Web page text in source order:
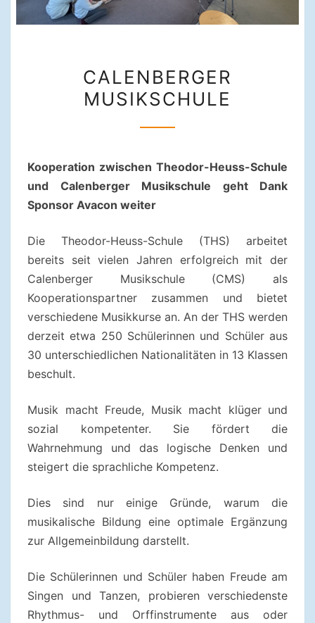
MUSIKSCHULE
CALENBERGER
MUSIKSCHULE
Kooperation zwischen Theodor-Heuss-Schule
und Calenberger Musikschule geht Dank
Sponsor Avacon weiter
Die Theodor-Heuss-Schule (THS) arbeitet
bereits seit vielen Jahren erfolgreich mit der
Calenberger Musikschule (CMS) als
Kooperationspartner zusammen und bietet
verschiedene Musikkurse an. An der THS werden
derzeit etwa 250 Schülerinnen und Schüler aus
30 unterschiedlichen Nationalitäten in 13 Klassen
beschult.
Musik macht Freude, Musik macht klüger und
sozial kompetenter. Sie fördert die
Wahrnehmung und das logische Denken und
steigert die sprachliche Kompetenz.
Dies sind nur einige Gründe, warum die
musikalische Bildung eine optimale Ergänzung
zur Allgemeinbildung darstellt.
Die Schülerinnen und Schüler haben Freude am
Singen und Tanzen, probieren verschiedenste
Rhythmus- und Orffinstrumente aus oder